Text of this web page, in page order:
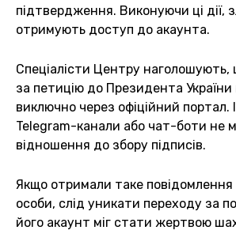
підтвердження. Виконуючи ці дії,
отримують доступ до акаунта.
Спеціалісти Центру наголошують,
за петицію до Президента
виключно через офіційний портал.
Telegram-канали або чат-боти не
відношення до збору підписів.
Якщо отримали таке повідомлення
особи, слід уникати переходу за
його акаунт міг стати жертвою